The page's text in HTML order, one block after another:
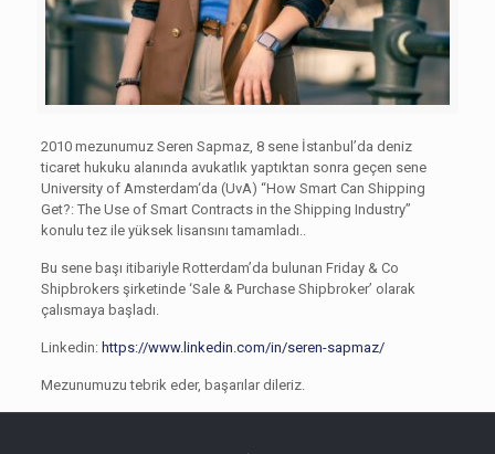
2010 mezunumuz Seren Sapmaz, 8 sene İstanbul’da deniz
ticaret hukuku alanında avukatlık yaptıktan sonra geçen sene
University of Amsterdam‘da (UvA) “How Smart Can Shipping
Get?: The Use of Smart Contracts in the Shipping Industry”
konulu tez ile yüksek lisansını tamamladı..
Bu sene başı itibariyle Rotterdam’da bulunan Friday & Co
Shipbrokers şirketinde ‘Sale & Purchase Shipbroker’ olarak
çalısmaya başladı.
Linkedin: https://www.linkedin.com/in/seren-sapmaz/
Mezunumuzu tebrik eder, başarılar dileriz.